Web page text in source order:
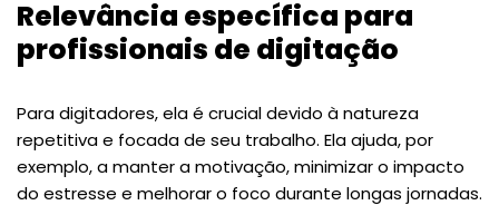
Relevância específica para
profissionais de digitação
Para digitadores, ela é crucial devido à natureza
repetitiva e focada de seu trabalho. Ela ajuda, por
exemplo, a manter a motivação, minimizar o impacto
do estresse e melhorar o foco durante longas jornadas.